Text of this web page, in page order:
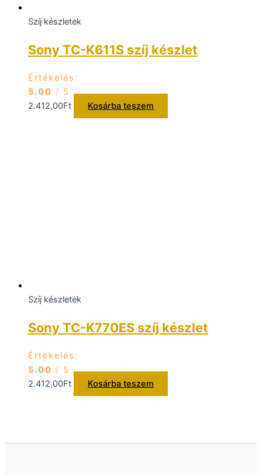
Szíj készletek
Sony TC-K611S szíj készlet
Értékelés:
5.00 / 5
2.412,00Ft Kosárba teszem
Szíj készletek
Sony TC-K770ES szíj készlet
Értékelés:
5.00 / 5
2.412,00Ft Kosárba teszem